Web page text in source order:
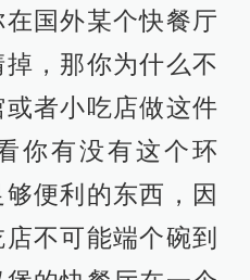
国外某个快餐厅
，那你为什么不
者小吃店做这件
你有没有这个环
便利的东西，因
不可能端个碗到